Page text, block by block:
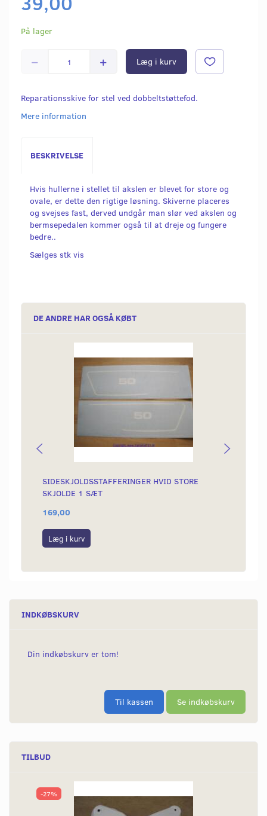
På lager
Læg i kurv
Reparationsskive for stel ved dobbeltstøttefod.
Mere information
BESKRIVELSE
Hvis hullerne i stellet til akslen er blevet for store og
ovale, er dette den rigtige løsning. Skiverne placeres
og svejses fast, derved undgår man slør ved akslen og
bermsepedalen kommer også til at dreje og fungere
bedre..
Sælges stk vis
DE ANDRE HAR OGSÅ KØBT
SIDESKJOLDSSTAFFERINGER HVID STORE
SKJOLDE 1 SÆT
169,00
Læg i kurv
INDKØBSKURV
Din indkøbskurv er tom!
Til kassen Se indkøbskurv
TILBUD
-27%